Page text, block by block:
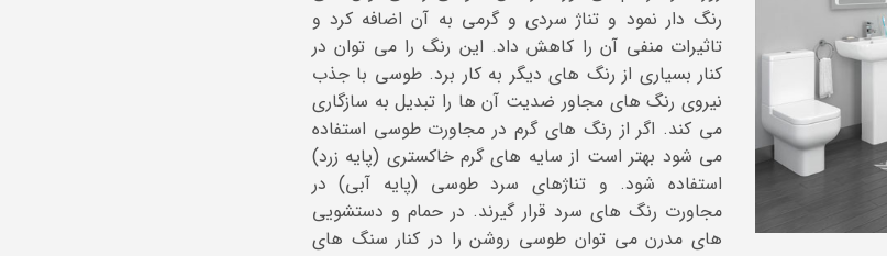
رنگ دار نمود و تناژ سردی و گرمی به آن اضافه کرد و
تاثیرات منفی آن را کاهش داد. این رنگ را می توان در
کنار بسیاری از رنگ های دیگر به کار برد. طوسی با جذب
نیروی رنگ های مجاور ضدیت آن ها را تبدیل به سازگاری
می کند. اگر از رنگ های گرم در مجاورت طوسی استفاده
می شود بهتر است از سایه های گرم خاکستری (پایه زرد)
استفاده شود. و تناژهای سرد طوسی (پایه آبی) در
مجاورت رنگ های سرد قرار گیرند. در حمام و دستشویی
های مدرن می توان طوسی روشن را در کنار سنگ های